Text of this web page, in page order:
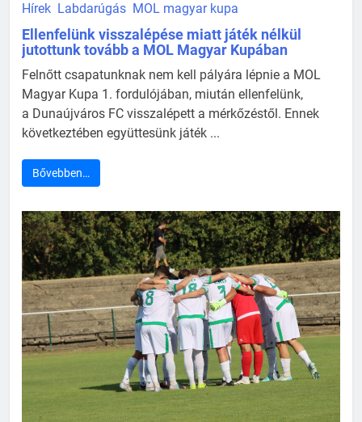
Hírek Labdarúgás MOL magyar kupa
Ellenfelünk visszalépése miatt játék nélkül
jutottunk tovább a MOL Magyar Kupában
Felnőtt csapatunknak nem kell pályára lépnie a MOL
Magyar Kupa 1. fordulójában, miután ellenfelünk,
a Dunaújváros FC visszalépett a mérkőzéstől. Ennek
következtében együttesünk játék ...
Bővebben…